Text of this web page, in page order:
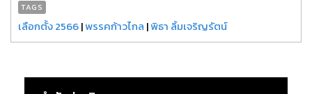
TAGS
เลือกตั้ง 2566|พรรคก้าวไกล |พิธา ลิ้มเจริญรัตน์